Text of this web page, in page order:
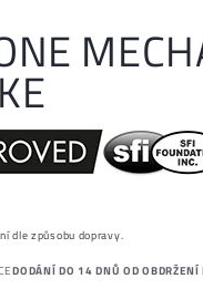
dle způsobu dopravy.
DODÁNÍ DO 14 DNŮ OD OBDRŽENÍ